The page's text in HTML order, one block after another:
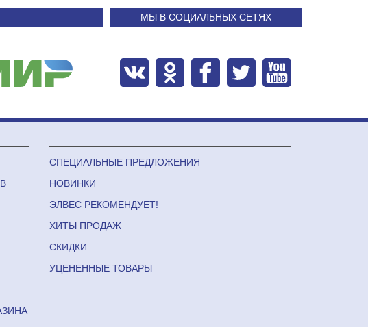
МЫ В СОЦИАЛЬНЫХ СЕТЯХ
СПЕЦИАЛЬНЫЕ ПРЕДЛОЖЕНИЯ
НОВИНКИ
ЭЛВЕС РЕКОМЕНДУЕТ!
ХИТЫ ПРОДАЖ
СКИДКИ
УЦЕНЕННЫЕ ТОВАРЫ